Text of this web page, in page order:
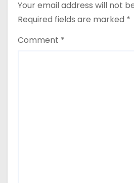
Your email address will not
Required fields are marked *
Comment *